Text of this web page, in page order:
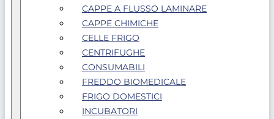
CAPPE A FLUSSO LAMINARE
CAPPE CHIMICHE
CELLE FRIGO
CENTRIFUGHE
CONSUMABILI
FREDDO BIOMEDICALE
FRIGO DOMESTICI
INCUBATORI